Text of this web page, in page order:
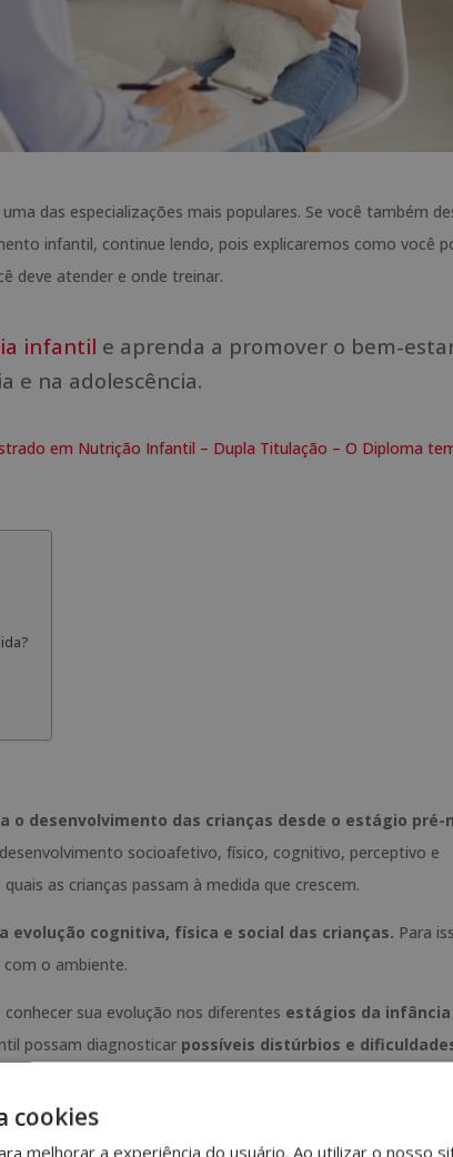
das especializações mais populares. Se você também
infantil, continue lendo, pois explicaremos como você
deve atender e onde treinar.
infantil e aprenda a promover o bem-
e na adolescência.
em Nutrição Infantil – Dupla Titulação – O Diploma
o desenvolvimento das crianças desde o estágio pré-
socioafetivo, físico, cognitivo, perceptivo e
as crianças passam à medida que crescem.
evolução cognitiva, física e social das crianças. Para
o ambiente.
sua evolução nos diferentes estágios da infância
possam diagnosticar possíveis distúrbios e
a qualidade de vida das crianças pequenas e a
cookies
melhorar a experiência do usuário. Ao utilizar o nosso